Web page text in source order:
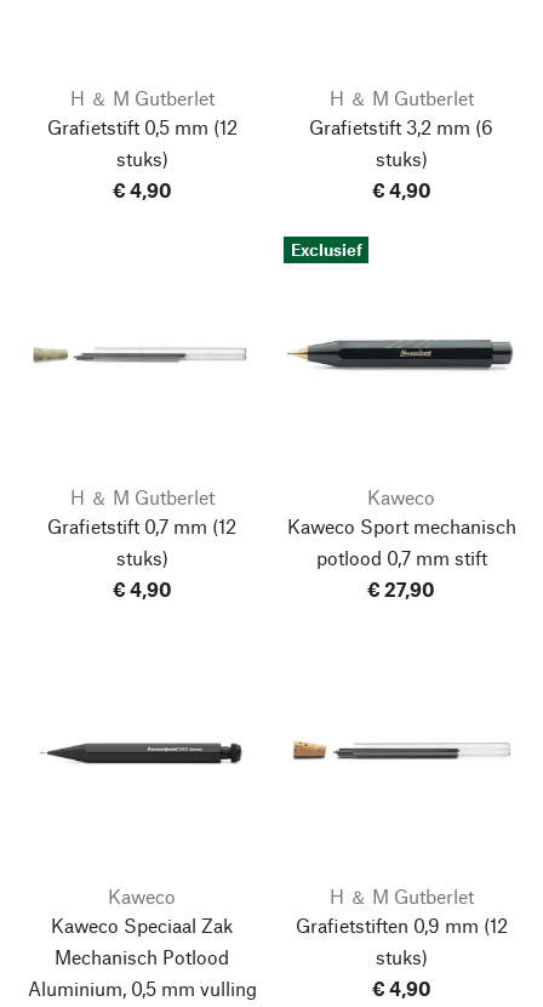
H ＆ M Gutberlet
Grafietstift 0,5 mm (12
stuks)
€ 4,90
H ＆ M Gutberlet
Grafietstift 3,2 mm (6
stuks)
€ 4,90
H ＆ M Gutberlet
Grafietstift 0,7 mm (12
stuks)
€ 4,90
Exclusief
Kaweco
Kaweco Sport mechanisch
potlood 0,7 mm stift
€ 27,90
Kaweco
Kaweco Speciaal Zak
Mechanisch Potlood
Aluminium, 0,5 mm vulling
H ＆ M Gutberlet
Grafietstiften 0,9 mm (12
stuks)
€ 4,90